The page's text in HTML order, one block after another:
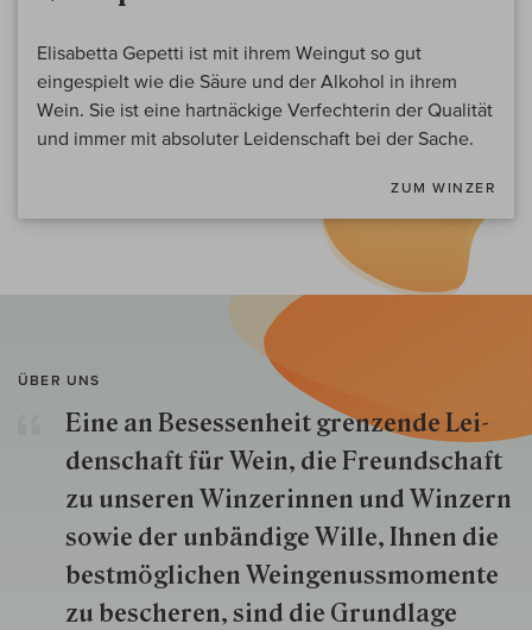
Elisabetta Gepetti ist mit ihrem Weingut so gut
eingespielt wie die Säure und der Alkohol in ihrem
Wein. Sie ist eine hartnäckige Verfechterin der Qualität
und immer mit absoluter Leidenschaft bei der Sache.
ZUM WINZER
ÜBER UNS
Eine an Besessenheit gren­zende Lei­
den­schaft für Wein, die Freund­schaft
zu unseren Win­zer­innen und Win­zern
so­wie der un­bän­dige Wille, Ihnen die
best­mög­lich­en Wein­genuss­momente
zu besche­ren, sind die Grund­lage